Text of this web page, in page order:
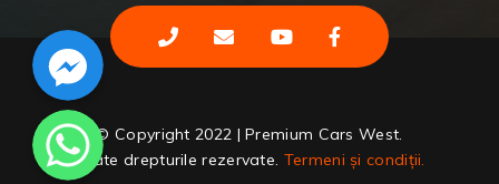
© Copyright 2022 | Premium Cars West.
Toate drepturile rezervate. Termeni și condiții.
Facebook Messenger
WhatsApp